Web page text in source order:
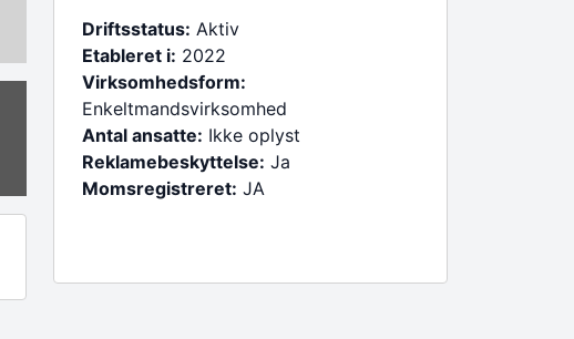
Driftsstatus: Aktiv
Etableret i: 2022
Virksomhedsform:
Enkeltmandsvirksomhed
Antal ansatte: Ikke oplyst
Reklamebeskyttelse: Ja
Momsregistreret: JA